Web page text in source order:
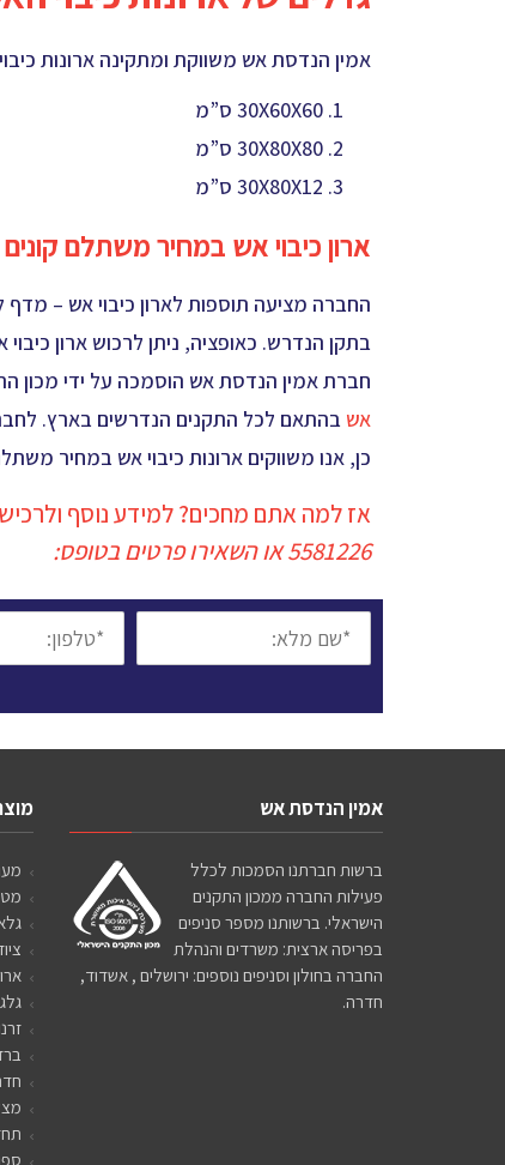
אמין הנדסת אש משווקת ומתקינה ארונות
30X60X60 ס”מ
30X80X80 ס”מ
30X80X12 ס”מ
ארון כיבוי אש במחיר משתלם
החברה מציעה תוספות לארון כיבוי אש –
בתקן הנדרש. כאופציה, ניתן לרכוש ארון
חברת אמין הנדסת אש הוסמכה על ידי מכון
אש בהתאם לכל התקנים הנדרשים בארץ. לחברה
כן, אנו משווקים ארונות כיבוי אש במחיר
אז למה אתם מחכים? למידע נוסף
5581226או השאירו פרטים בטופס:
*שם
מלא:
*טלפון:
אמין הנדסת אש
ברשות חברתנו הסמכות לכלל
פעילות החברה ממכון התקנים
הישראלי. ברשותנו מספר סניפים
בפריסה ארצית: משרדים והנהלת
החברה בחולון וסניפים נוספים: ירושלים , אשדוד,
חדרה.